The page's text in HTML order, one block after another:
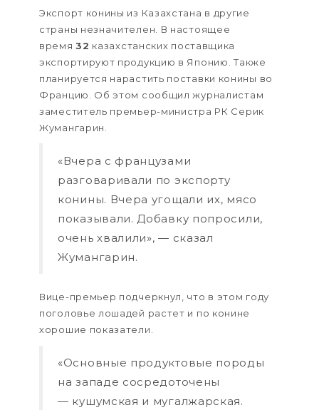
Экспорт конины из Казахстана в другие
страны незначителен. В настоящее
время32 казахстанских поставщика
экспортируют продукцию в Японию. Также
планируется нарастить поставки конины во
Францию. Об этом сообщил журналистам
заместитель премьер-министра РК Серик
Жумангарин.
«Вчера с французами
разговаривали по экспорту
конины. Вчера угощали их, мясо
показывали. Добавку попросили,
очень хвалили», — сказал
Жумангарин.
Вице-премьер подчеркнул, что в этом году
поголовье лошадей растет и по конине
хорошие показатели.
«Основные продуктовые породы
на западе сосредоточены
— кушумская и мугалжарская.